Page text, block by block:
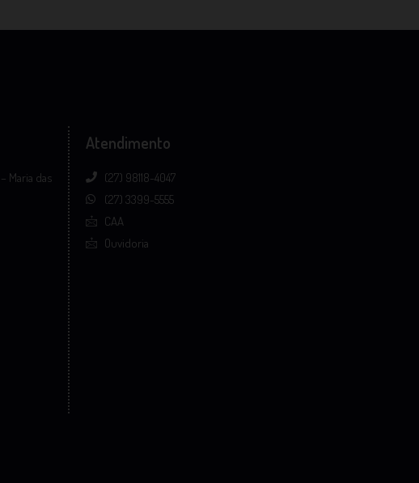
Maria das
Atendimento
(27) 98118-4047
(27) 3399-5555
CAA
Ouvidoria